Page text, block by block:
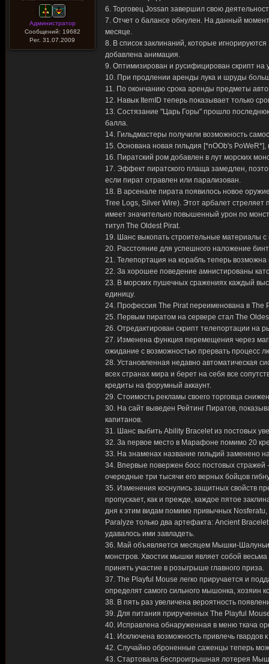
Администратор
Сообщений: 19682
Рег. 31.07.2009
6. Торговец Jossan завершил свою
7. Отчет о балансе обнулен. На данный
месяце.
8. В список заклинаний, которые
добавлена анимация.
9. Оптимизирован и русифицирован скрипт на
10. При продлении аренды лука и шруды
11. По окончанию срока аренды предметы
12. Навык ItemID теперь показывает только
13. Состязание "Царь Горы" прошло
балла.
14. Гильдмастеры получили возможность
15. Основана новая гильдия [*nOOb's
16. Пиратский ром добавлен в лут морских
17. Эффект пиратского плаща замедлен,
если пират отравлен или парализован.
18. В арсенале пирата появилось новое
Tree Logs, Silver Wire). Этот арбалет
имеет значительно повышенный урон по
титул The Oldest Pirat.
19. Шанс выкопать строительные материалы
20. Расстояние для успешного наложение
21. Телепортация на корабль теперь
22. За хорошее поведение амнистированы
23. В морских пушечных сражениях каждый
единицу.
24. Профессия The Pirat переименована в The
25. Первым пиратом на сервере стал The
26. Отредактирован скрипт телепортации на
27. Изменена функция перемещения через
ожидание с возможностью прервать процесс
28. Установленная недавно автоматическая
всех странах мира и берет на себя все
кредиты на форумный аккаунт.
29. Стоимость рекламы своего торговца
30. На сайт выведен Рейтинг Пиратов,
капитанов.
31. Шанс выбить Ability Bracelet из постовых
32. За первое место в Марафоне помимо 20
33. На знаменах название гильдий заменено
34. Впервые повержен босс постовых стражей
очередные три тысячи его верных бойцов
35. Изменения коснулись защитных свойств
пропускает, как и прежде, каждое пятое
дня к этим видам помимо привычных
Paralyze только два артефакта: Ancient
удавалось ими завладеть.
36. Май объявляется месяцем Мышки-Шалуньи.
монстров. Хвостик мышки являет собой
принять участие в розыгрыше главного приза.
37. The Playful Mouse легко приручается и
определят самого сильного мышонка, хозяин
38. В пять раз увеличена вероятность
39. Для питания прирученных The Playful
40. Исправлена обнаруженная в меню ткача
41. Исключена возможность привлечь гвардов
42. Случайно оброненные саженцы теперь
43. Стартовала беспроигрышная лотерея